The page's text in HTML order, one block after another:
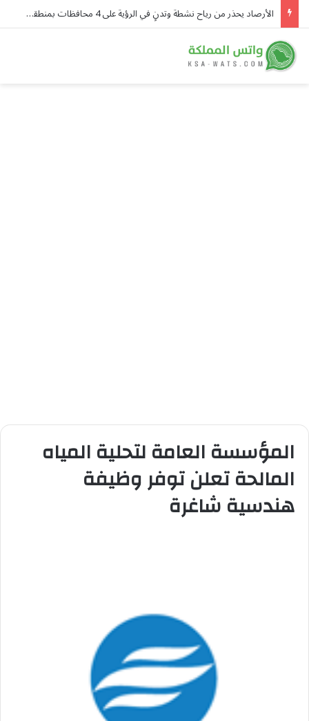
«النمر»: نصف الجلطات القلبية تقع دون محفز واضح والغضب أبرز المسببات
المؤسسة العامة لتحلية المياه
المالحة تعلن توفر وظيفة
هندسية شاغرة